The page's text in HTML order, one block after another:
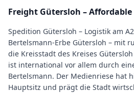
Freight Gütersloh –
Spedition Gütersloh – Logistik am
Bertelsmann-Erbe Gütersloh – mit
die Kreisstadt des Kreises
ist international vor allem durch
Bertelsmann. Der Medienriese hat
Hauptsitz und prägt die Stadt